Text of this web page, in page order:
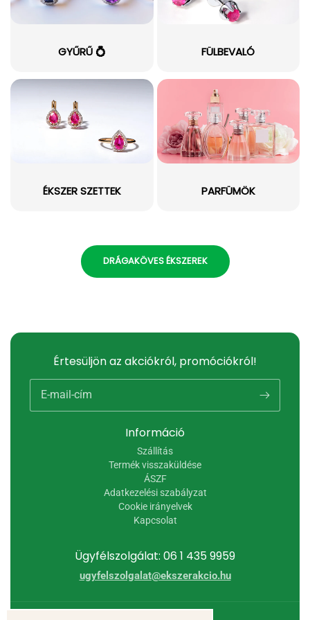
GYŰRŰ 💍 FÜLBEVALÓ
ÉKSZER SZETTEK PARFÜMÖK
DRÁGAKÖVES ÉKSZEREK
Ügyfélszolgálat: 06 1 435 9959
ugyfelszolgalat@ekszerakcio.hu
Információ
Szállítás
Termék visszaküldése
ÁSZF
Adatkezelési szabályzat
Cookie irányelvek
Kapcsolat
Értesüljön az akciókról, promóciókról!
E-mail-cím